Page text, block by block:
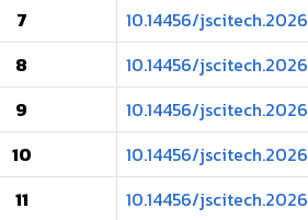
7
10.14456/
8
10.14456/
9
10.14456/
10
10.14456/
11
10.14456/